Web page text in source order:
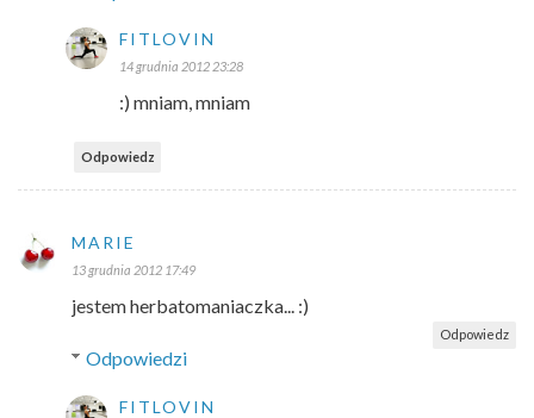
FITLOVIN
14 grudnia 2012 23:28
:) mniam, mniam
Odpowiedz
MARIE
13 grudnia 2012 17:49
jestem herbatomaniaczka... :)
Odpowiedz
Odpowiedzi
FITLOVIN